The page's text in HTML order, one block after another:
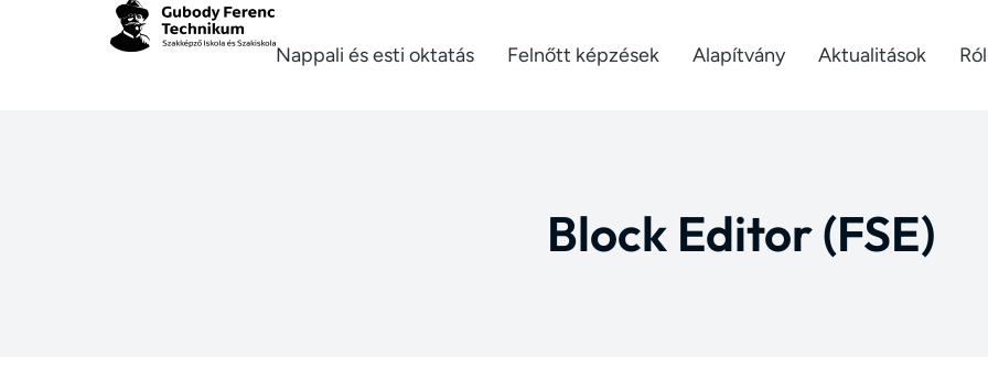
Nappali és esti oktatás Felnőtt képzések Alapítvány Aktualitások
Block Editor (FSE)